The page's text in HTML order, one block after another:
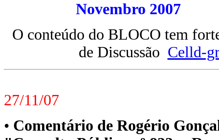
Novembro
O conteúdo do BLOCO tem
de Discussão Celld-
27/11/07
• Comentário de Rogério